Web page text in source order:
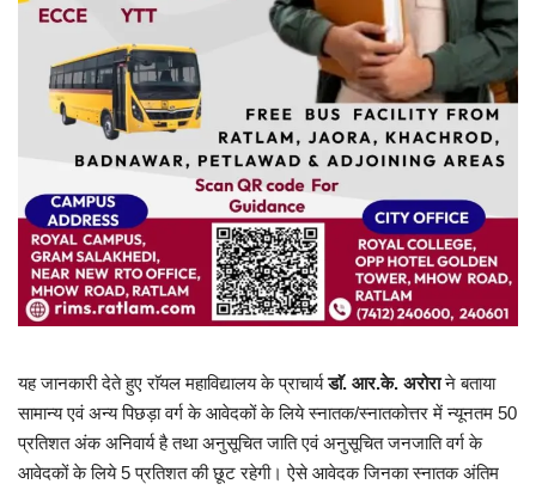
सामाजिक सरोकार
यह जानकारी देते हुए राॅयल महाविद्यालय के प्राचार्यडाॅ. आर.के. अरोराने बताया
सामान्य एवं अन्य पिछड़ा वर्ग के आवेदकों के लिये स्नातक/स्नातकोत्तर में न्यूनतम 50
प्रतिशत अंक अनिवार्य है तथा अनुसूचित जाति एवं अनुसूचित जनजाति वर्ग के
आवेदकों के लिये 5 प्रतिशत की छूट रहेगी। ऐसे आवेदक जिनका स्नातक अंतिम